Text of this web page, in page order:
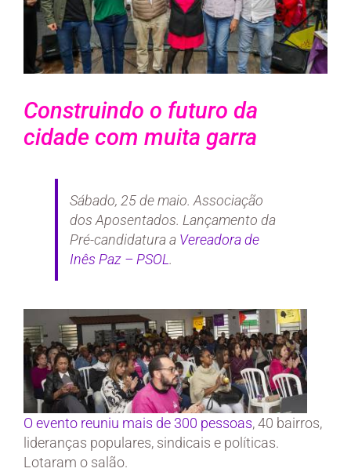
Construindo o futuro da
cidade com muita garra
Sábado, 25 de maio. Associação
dos Aposentados. Lançamento da
Pré-candidatura a Vereadora de
Inês Paz – PSOL .
O evento reuniu mais de 300 pessoas, 40 bairros,
lideranças populares, sindicais e políticas.
Lotaram o salão.